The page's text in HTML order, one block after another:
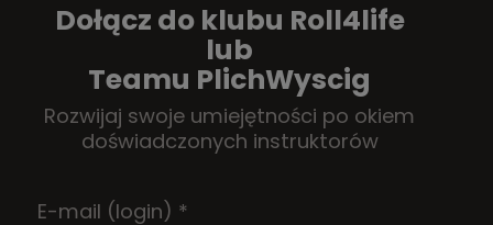
Dołącz do klubu Roll4life
lub
Teamu PlichWyscig
Rozwijaj swoje umiejętności po okiem
doświadczonych instruktorów
E-mail (login) *